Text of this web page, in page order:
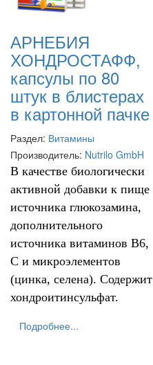
АРНЕБИЯ
ХОНДРОСТАФФ,
капсулы по 80
штук в блистерах
в картонной пачке
Раздел: Витамины
Производитель: Nutrilo GmbH
В качестве биологически
активной добавки к пище
источника глюкозамина,
дополнительного
источника витаминов В6,
С и микроэлементов
(цинка, селена). Содержит
хондроитинсульфат.
Подробнее...